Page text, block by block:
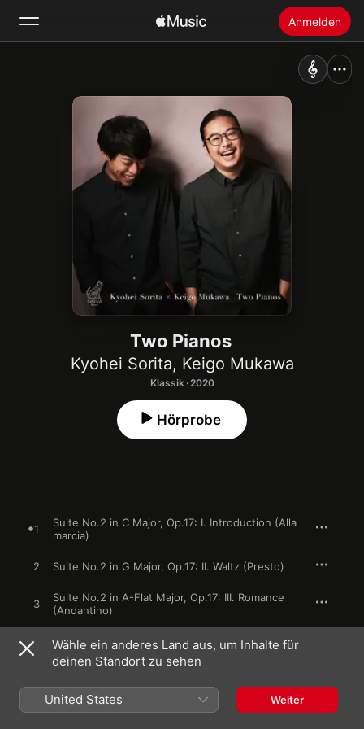
Anmelden
Radio
Apple Music installieren
Two Pianos
Kyohei Sorita, Keigo Mukawa
Klassik · 2020
Hörprobe
1
Suite No.2 in C Major, Op.17: I. Introduction (Alla
marcia)
2 Suite No.2 in G Major, Op.17: II. Waltz (Presto)
3
Suite No.2 in A-Flat Major, Op.17: III. Romance
(Andantino)
4
(Presto)
major, D.813 Op.35
6 Rapsodie espagnole: I. Prélude à la nuit
Wähle ein anderes Land aus, um Inhalte für
deinen Standort zu sehen
United States Weiter